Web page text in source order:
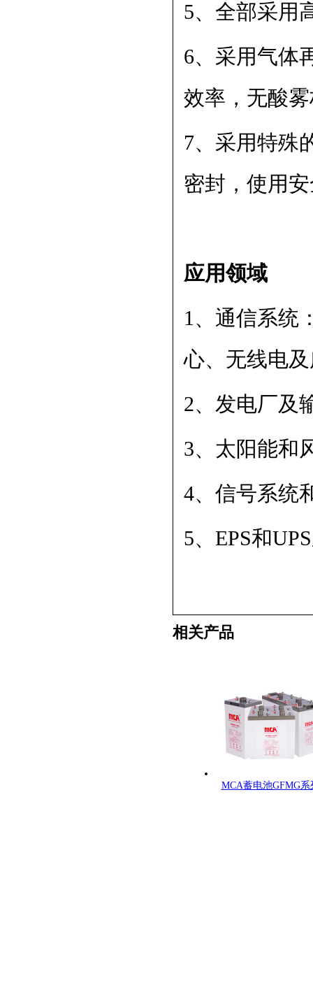
5、全部采用
6、采用气体
效率，无酸
7、采用特殊
密封，使用
应用领域
1、通信系统
心、无线电
2、发电厂及
3、太阳能和
4、信号系统
5、EPS和
相关产品
MCA蓄电池GFMG系